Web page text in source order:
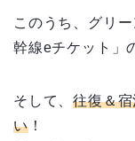
このうち、グリ
幹線eチケット」
そして、往復＆
い！